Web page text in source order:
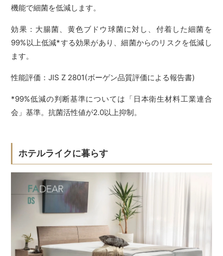
機能で細菌を低減します。
効果：大腸菌、黄色ブドウ球菌に対し、付着した細菌を
99%以上低減*する効果があり、細菌からのリスクを低減し
ます。
性能評価：JIS Z 2801(ボーゲン品質評価による報告書)
*99%低減の判断基準については「日本衛生材料工業連合
会」基準。抗菌活性値が2.0以上抑制。
ホテルライクに暮らす